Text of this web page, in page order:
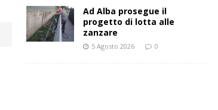
Ad Alba prosegue il
progetto di lotta alle
zanzare
5 Agosto 2026 0